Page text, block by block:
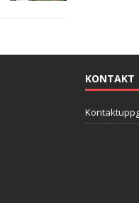
KONTAKT